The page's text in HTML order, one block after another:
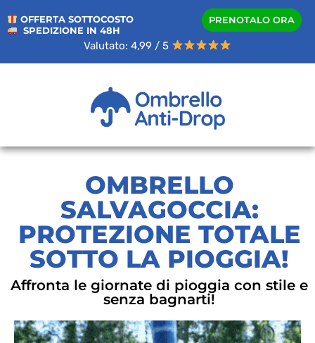
OFFERTA SOTTOCOSTO
SPEDIZIONE IN 48H
PRENOTALO ORA
Valutato: 4,99 / 5
OMBRELLO
SALVAGOCCIA:
PROTEZIONE TOTALE
SOTTO LA PIOGGIA!
Affronta le giornate di pioggia con stile e
senza bagnarti!